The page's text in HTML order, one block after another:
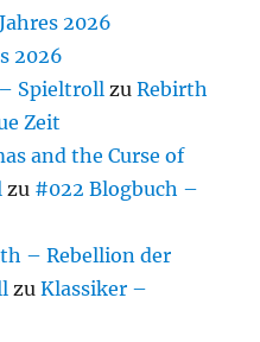
2026
2026
– Spieltroll zuRebirth
Zeit
and the Curse of
zu #022 Blogbuch –
– Rebellion der
zuKlassiker –